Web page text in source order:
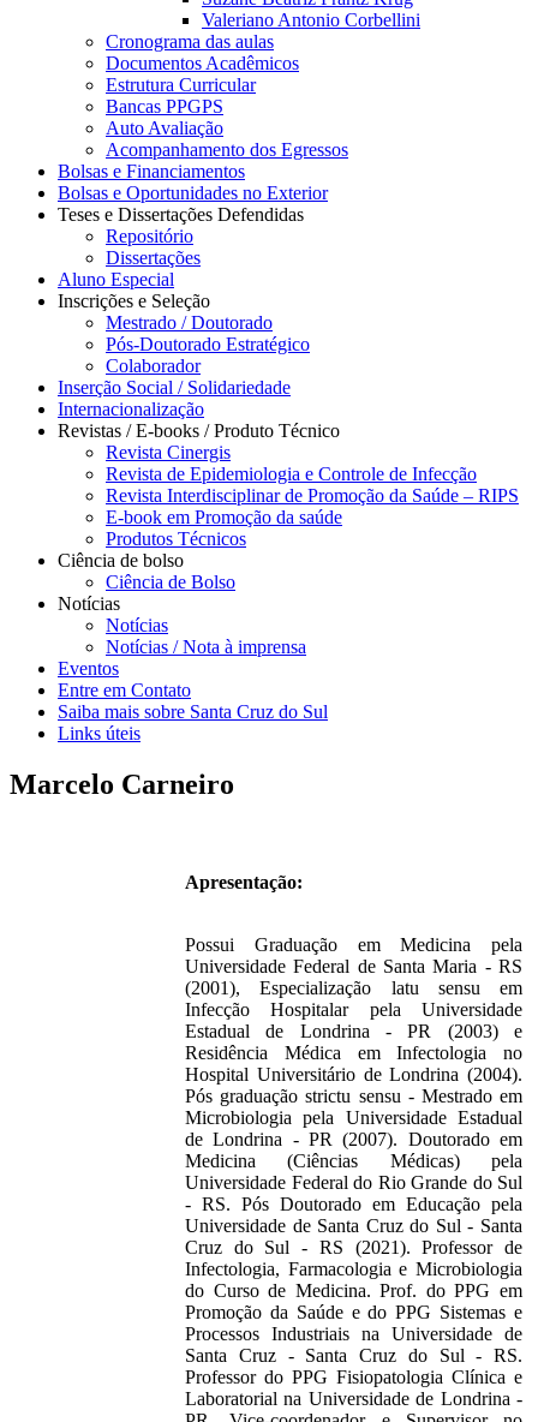
Valeriano Antonio Corbellini
Cronograma das aulas
Documentos Acadêmicos
Estrutura Curricular
Bancas PPGPS
Auto Avaliação
Acompanhamento dos Egressos
Bolsas e Financiamentos
Bolsas e Oportunidades no Exterior
Teses e Dissertações Defendidas
Repositório
Dissertações
Aluno Especial
Inscrições e Seleção
Mestrado / Doutorado
Pós-Doutorado Estratégico
Colaborador
Inserção Social / Solidariedade
Internacionalização
Revistas / E-books / Produto Técnico
Revista Cinergis
Revista de Epidemiologia e Controle de Infecção
Revista Interdisciplinar de Promoção da Saúde – RIPS
E-book em Promoção da saúde
Produtos Técnicos
Ciência de bolso
Ciência de Bolso
Notícias
Notícias
Notícias / Nota à imprensa
Eventos
Entre em Contato
Saiba mais sobre Santa Cruz do Sul
Links úteis
Marcelo Carneiro
Apresentação:
Possui Graduação em Medicina pela
Universidade Federal de Santa Maria - RS
(2001), Especialização latu sensu em
Infecção Hospitalar pela Universidade
Estadual de Londrina - PR (2003) e
Residência Médica em Infectologia no
Hospital Universitário de Londrina (2004).
Pós graduação strictu sensu - Mestrado em
Microbiologia pela Universidade Estadual
de Londrina - PR (2007). Doutorado em
Medicina (Ciências Médicas) pela
Universidade Federal do Rio Grande do Sul
- RS. Pós Doutorado em Educação pela
Universidade de Santa Cruz do Sul - Santa
Cruz do Sul - RS (2021). Professor de
Infectologia, Farmacologia e Microbiologia
do Curso de Medicina. Prof. do PPG em
Promoção da Saúde e do PPG Sistemas e
Processos Industriais na Universidade de
Santa Cruz - Santa Cruz do Sul - RS.
Professor do PPG Fisiopatologia Clínica e
Laboratorial na Universidade de Londrina -